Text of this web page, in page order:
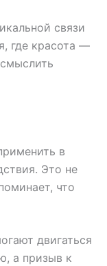
связи
где красота —
в
Это не
что
двигаться
а призыв к